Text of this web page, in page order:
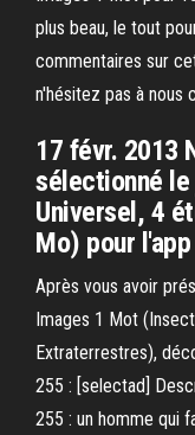
plus beau, le tout
commentaires sur
n'hésitez pas à nous
17 févr. 2013
sélectionné
Universel, 4
Mo) pour
Après vous avoir
Images 1 Mot
Extraterrestres),
255 : [selectad]
255 : un homme qui